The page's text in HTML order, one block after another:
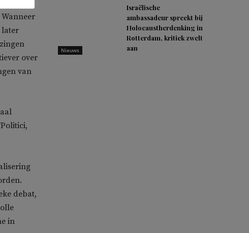
later
over
van
debat,
in
Nieuws
Israëlische
ambassadeur spreekt bij
Holocaustherdenking in
Rotterdam, kritiek zwelt
aan